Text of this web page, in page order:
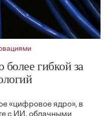
гибкой за
«цифровое ядро», в